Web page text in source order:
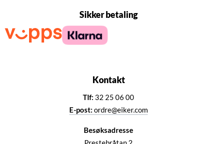
Sikker betaling
Kontakt
Tlf: 32 25 06 00
E-post: ordre@eiker.com
Besøksadresse